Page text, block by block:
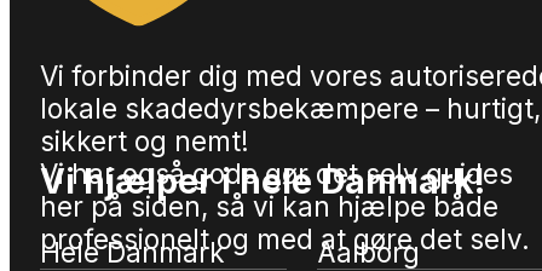
Vi forbinder dig med vores
lokale skadedyrsbekæmpere – hurtigt,
sikkert og nemt!
Vi har også gode gør det selv guides
her på siden, så vi kan hjælpe både
professionelt og med at gøre det selv.
Vi hjælper i hele Danmark!
Hele Danmark
Aalborg